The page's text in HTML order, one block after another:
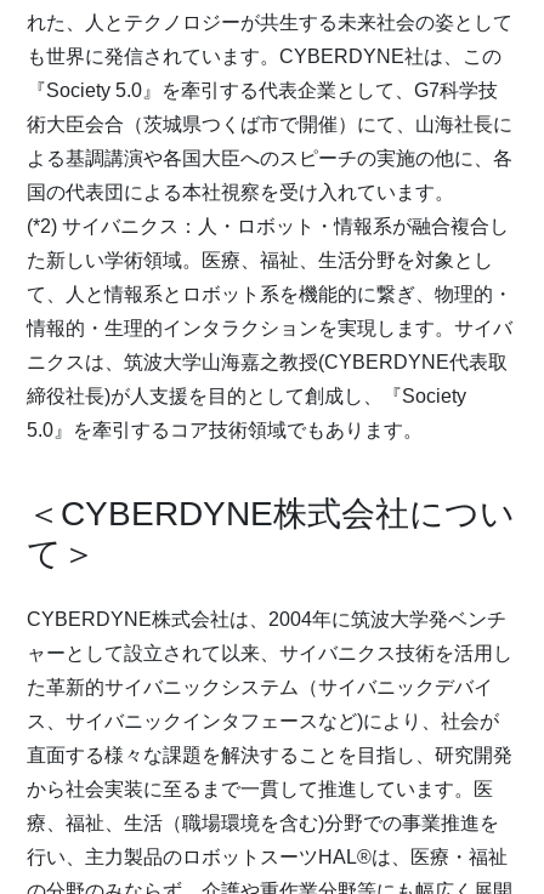
れた、人とテクノロジーが共生する未来社会の姿として
も世界に発信されています。CYBERDYNE社は、この
『Society 5.0』を牽引する代表企業として、G7科学技
術大臣会合（茨城県つくば市で開催）にて、山海社長に
よる基調講演や各国大臣へのスピーチの実施の他に、各
国の代表団による本社視察を受け入れています。
(*2) サイバニクス：人・ロボット・情報系が融合複合し
た新しい学術領域。医療、福祉、生活分野を対象とし
て、人と情報系とロボット系を機能的に繋ぎ、物理的・
情報的・生理的インタラクションを実現します。サイバ
ニクスは、筑波大学山海嘉之教授(CYBERDYNE代表取
締役社長)が人支援を目的として創成し、『Society
5.0』を牽引するコア技術領域でもあります。
＜CYBERDYNE株式会社につい
て＞
CYBERDYNE株式会社は、2004年に筑波大学発ベンチ
ャーとして設立されて以来、サイバニクス技術を活用し
た革新的サイバニックシステム（サイバニックデバイ
ス、サイバニックインタフェースなど)により、社会が
直面する様々な課題を解決することを目指し、研究開発
から社会実装に至るまで一貫して推進しています。医
療、福祉、生活（職場環境を含む)分野での事業推進を
行い、主力製品のロボットスーツHAL®は、医療・福祉